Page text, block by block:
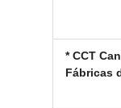
* CCT
Fábricas